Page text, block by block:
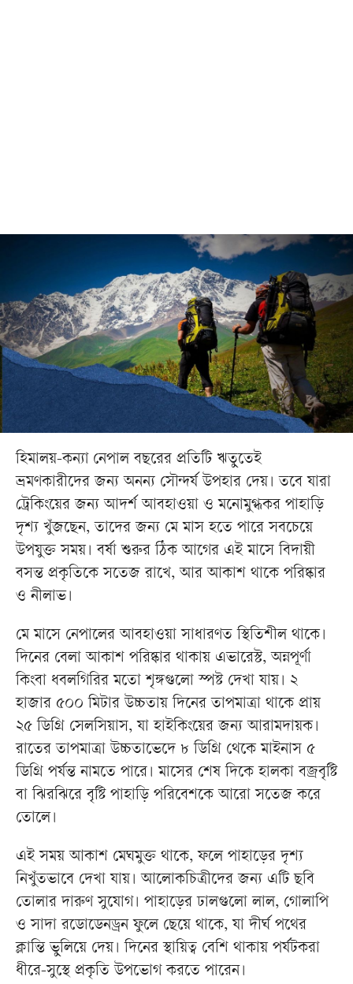
হিমালয়-কন্যা নেপাল বছরের প্রতিটি ঋতুতেই
ভ্রমণকারীদের জন্য অনন্য সৌন্দর্য উপহার দেয়। তবে যারা
ট্রেকিংয়ের জন্য আদর্শ আবহাওয়া ও মনোমুগ্ধকর পাহাড়ি
দৃশ্য খুঁজছেন, তাদের জন্য মে মাস হতে পারে সবচেয়ে
উপযুক্ত সময়। বর্ষা শুরুর ঠিক আগের এই মাসে বিদায়ী
বসন্ত প্রকৃতিকে সতেজ রাখে, আর আকাশ থাকে পরিষ্কার
ও নীলাভ।
মে মাসে নেপালের আবহাওয়া সাধারণত স্থিতিশীল থাকে।
দিনের বেলা আকাশ পরিষ্কার থাকায় এভারেস্ট, অন্নপূর্ণা
কিংবা ধবলগিরির মতো শৃঙ্গগুলো স্পষ্ট দেখা যায়। ২
হাজার ৫০০ মিটার উচ্চতায় দিনের তাপমাত্রা থাকে প্রায়
২৫ ডিগ্রি সেলসিয়াস, যা হাইকিংয়ের জন্য আরামদায়ক।
রাতের তাপমাত্রা উচ্চতাভেদে ৮ ডিগ্রি থেকে মাইনাস ৫
ডিগ্রি পর্যন্ত নামতে পারে। মাসের শেষ দিকে হালকা বজ্রবৃষ্টি
বা ঝিরঝিরে বৃষ্টি পাহাড়ি পরিবেশকে আরো সতেজ করে
তোলে।
এই সময় আকাশ মেঘমুক্ত থাকে, ফলে পাহাড়ের দৃশ্য
নিখুঁতভাবে দেখা যায়। আলোকচিত্রীদের জন্য এটি ছবি
তোলার দারুণ সুযোগ। পাহাড়ের ঢালগুলো লাল, গোলাপি
ও সাদা রডোডেনড্রন ফুলে ছেয়ে থাকে, যা দীর্ঘ পথের
ক্লান্তি ভুলিয়ে দেয়। দিনের স্থায়িত্ব বেশি থাকায় পর্যটকরা
ধীরে-সুস্থে প্রকৃতি উপভোগ করতে পারেন।